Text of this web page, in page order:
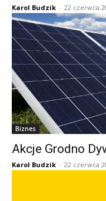
Karol Budzik - 22 czerwca
Biznes
Akcje Grodno
Karol Budzik - 22 czerwca